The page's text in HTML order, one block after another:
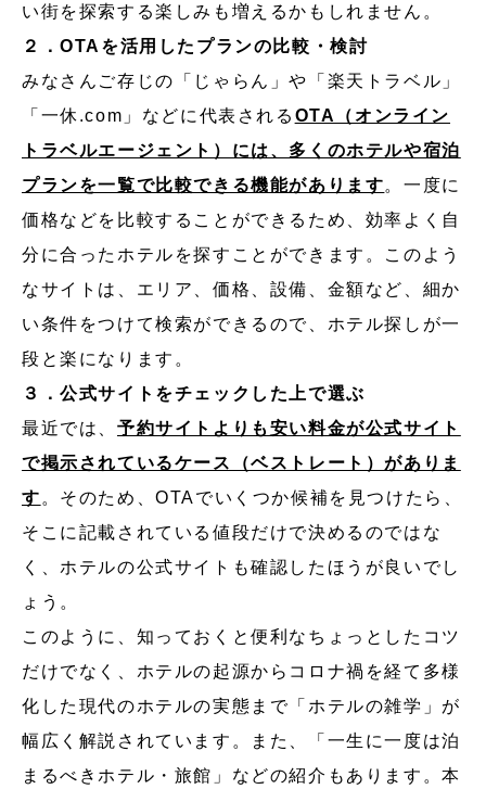
い街を探索する楽しみも増えるかもしれません。
２．OTAを活用したプランの比較・検討
みなさんご存じの「じゃらん」や「楽天トラベル」
「一休.com」などに代表される OTA（オンライン
トラベルエージェント）には、多くのホテルや宿泊
プランを一覧で比較できる機能があります。一度に
価格などを比較することができるため、効率よく自
分に合ったホテルを探すことができます。このよう
なサイトは、エリア、価格、設備、金額など、細か
い条件をつけて検索ができるので、ホテル探しが一
段と楽になります。
３．公式サイトをチェックした上で選ぶ
最近では、 予約サイトよりも安い料金が公式サイト
で掲示されているケース（ベストレート）がありま
す 。そのため、OTAでいくつか候補を見つけたら、
そこに記載されている値段だけで決めるのではな
く、ホテルの公式サイトも確認したほうが良いでし
ょう。
このように、知っておくと便利なちょっとしたコツ
だけでなく、ホテルの起源からコロナ禍を経て多様
化した現代のホテルの実態まで「ホテルの雑学」が
幅広く解説されています。また、「一生に一度は泊
まるべきホテル・旅館」などの紹介もあります。本